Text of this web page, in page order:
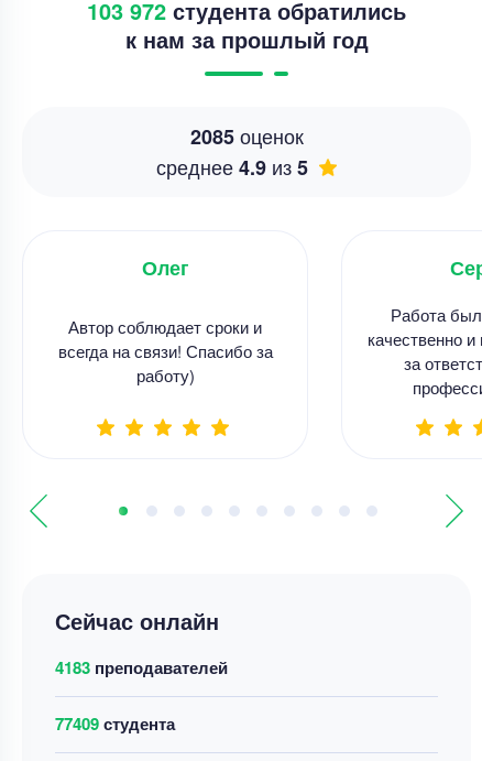
Сейчас онлайн
4183 преподавателей
77409студента
103 972 студента обратились
к нам за прошлый год
2085оценок
среднее4.9 из5
Олег
Автор соблюдает сроки и
всегда на связи! Спасибо за
работу)
Работа
качественно и
за